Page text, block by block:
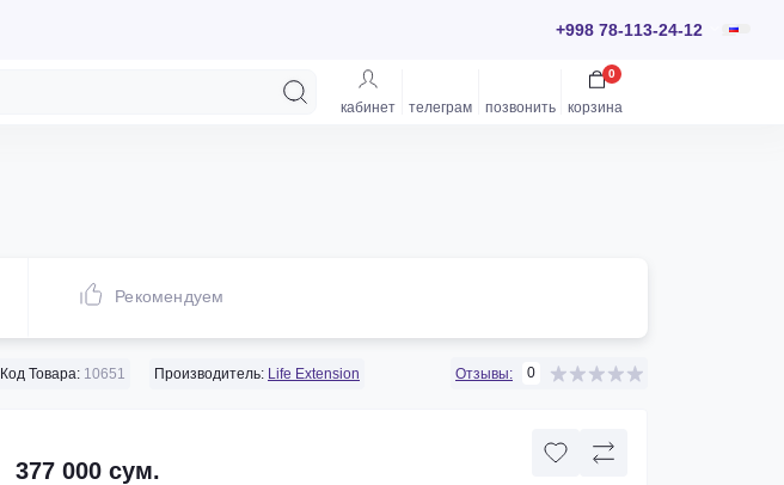
+998 78-113-24-12
кабинет телеграм позвонить корзина
0
Рекомендуем
Код Товара: 10651 Производитель: Life Extension Отзывы: 0
377 000 сум.